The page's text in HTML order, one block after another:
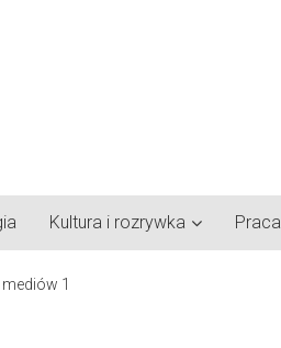
Kultura i rozrywka Praca